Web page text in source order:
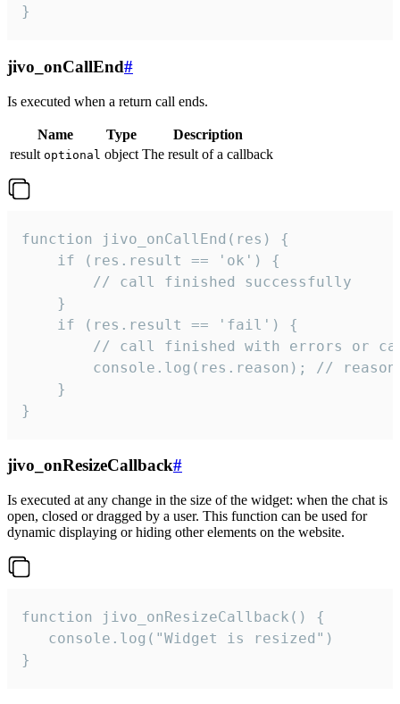
}
jivo_onCallEnd#
Is executed when a return call ends.
Name Type
Description
result optional object The result of a callback
function jivo_onCallEnd(res) {
    if (res.result == 'ok') {
        // call finished successfully
    }
    if (res.result == 'fail') {
// call finished with errors or
console.log(res.reason); //
    }
}
jivo_onResizeCallback#
Is executed at any change in the size of the widget: when the chat is
open, closed or dragged by a user. This function can be used for
dynamic displaying or hiding other elements on the website.
function jivo_onResizeCallback() {
   console.log("Widget is resized")
}